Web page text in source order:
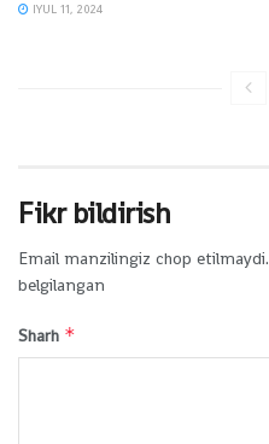
IYUL 11, 2024
Fikr bildirish
Email manzilingiz chop etilmaydi.
belgilangan
Sharh *